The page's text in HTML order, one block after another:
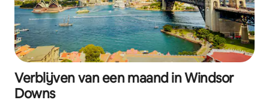
Verblijven van een maand in Windsor
Downs